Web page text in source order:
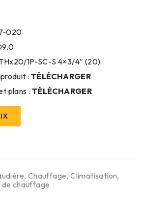
020
1P-SC-S 4×3/4″ (20)
: TÉLÉCHARGER
plans : TÉLÉCHARGER
, Chauffage,Climatisation,
chauffage